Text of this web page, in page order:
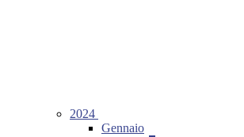
2024
Gennaio